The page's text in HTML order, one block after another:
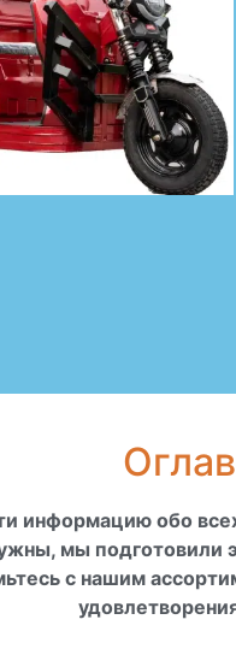
информацию обо
мы подготовили
с нашим